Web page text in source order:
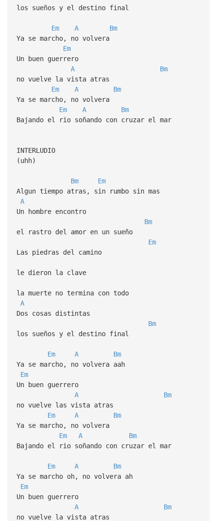
los sueños y el destino final
Em A
Bm
Ya se marcho, no volvera
Em
Un buen guerrero
A
Bm
no vuelve la vista atras
Em
A
Bm
Ya se marcho, no volvera
Em
A
Bm
Bajando el rio soñando con cruzar el mar
INTERLUDIO
(uhh)
Bm
Em
Algun tiempo atras, sin rumbo sin mas
A
Un hombre encontro
Bm
el rastro del amor en un sueño
Em
Las piedras del camino
le dieron la clave
la muerte no termina con todo
A
Dos cosas distintas
Bm
los sueños y el destino final
Em A
Bm
Ya se marcho, no volvera aah
Em
Un buen guerrero
A
Bm
no vuelve las vista atras
Em
A
Bm
Ya se marcho, no volvera
Em
A
Bm
Bajando el rio soñando con cruzar el mar
Em A
Bm
Ya se marcho oh, no volvera ah
Em
Un buen guerrero
A
Bm
no vuelve la vista atras